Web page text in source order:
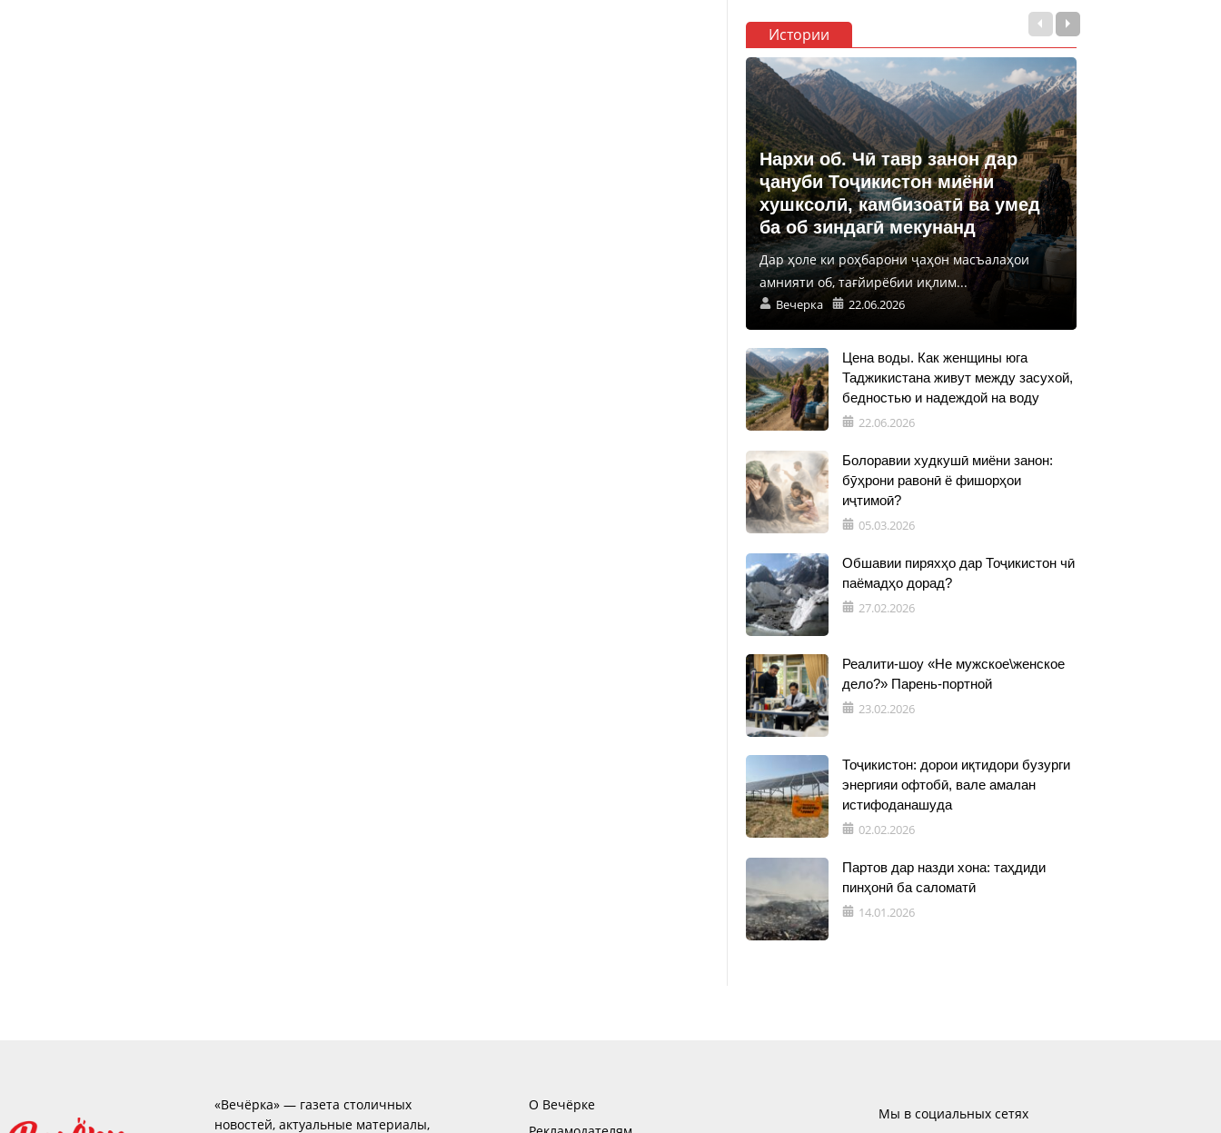
Истории
Нархи об. Чӣ тавр занон дар
ҷануби Тоҷикистон миёни
хушксолӣ, камбизоатӣ ва умед
ба об зиндагӣ мекунанд
Дар ҳоле ки роҳбарони ҷаҳон масъалаҳои
амнияти об, тағйирёбии иқлим...
Вечерка 22.06.2026
Цена воды. Как женщины юга
Таджикистана живут между засухой,
бедностью и надеждой на воду
22.06.2026
Болоравии худкушӣ миёни занон:
бӯҳрони равонӣ ё фишорҳои
иҷтимоӣ?
05.03.2026
Обшавии пиряхҳо дар Тоҷикистон чӣ
паёмадҳо дорад?
27.02.2026
Реалити-шоу «Не мужское\женское
дело?» Парень-портной
23.02.2026
Тоҷикистон: дорои иқтидори бузурги
энергияи офтобӣ, вале амалан
истифоданашуда
02.02.2026
Партов дар назди хона: таҳдиди
пинҳонӣ ба саломатӣ
14.01.2026
«Вечёрка» — газета столичных
новостей, актуальные материалы,
О Вечёрке
Мы в социальных сетях